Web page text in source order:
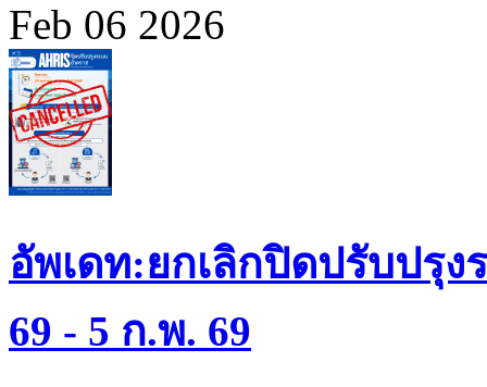
Feb 06 2026
อัพเดท:ยกเลิกปิดปรับปรุ
69 - 5 ก.พ. 69